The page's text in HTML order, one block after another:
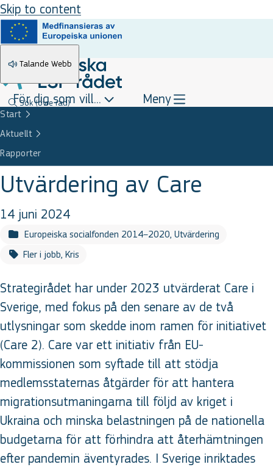
Skip to content
Talande Webb
Sök(övre rad)
För dig som vill... Meny
Start
Aktuellt
Rapporter
Utvärdering av Care
14 juni 2024
Europeiska socialfonden 2014–2020, Utvärdering
Fler i jobb, Kris
Strategirådet har under 2023 utvärderat Care i
Sverige, med fokus på den senare av de två
utlysningar som skedde inom ramen för initiativet
(Care 2). Care var ett initiativ från EU-
kommissionen som syftade till att stödja
medlemsstaternas åtgärder för att hantera
migrationsutmaningarna till följd av kriget i
Ukraina och minska belastningen på de nationella
budgetarna för att förhindra att återhämtningen
efter pandemin äventyrades. I Sverige inriktades